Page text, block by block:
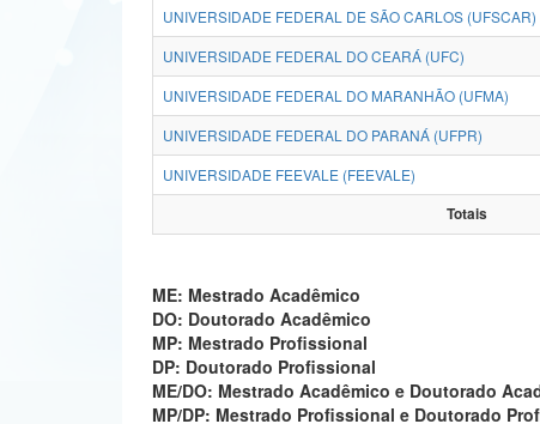
UNIVERSIDADE FEDERAL DE SÃO CARLOS (UFSCAR)
UNIVERSIDADE FEDERAL DO CEARÁ (UFC)
UNIVERSIDADE FEDERAL DO MARANHÃO (UFMA)
UNIVERSIDADE FEDERAL DO PARANÁ (UFPR)
UNIVERSIDADE FEEVALE (FEEVALE)
Totais
ME: Mestrado Acadêmico
DO: Doutorado Acadêmico
MP: Mestrado Profissional
DP: Doutorado Profissional
ME/DO: Mestrado Acadêmico e Doutorado
MP/DP: Mestrado Profissional e Doutorado